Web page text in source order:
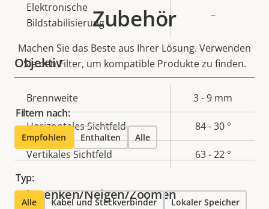
Elektronische
Bildstabilisierung
–
Objektiv
Eigentumsbeschreibung Eigentumswert
Brennweite 3 - 9 mm
Horizontales Sichtfeld 84 - 30 °
Vertikales Sichtfeld 63 - 22 °
Schwenken/Neigen/Zoomen
Zubehör
Machen Sie das Beste aus Ihrer Lösung. Verwenden
Sie den Filter, um kompatible Produkte zu finden.
Filtern nach:
Empfohlen Enthalten Alle
Typ:
Alle Kabel und Steckverbinder Lokaler Speicher